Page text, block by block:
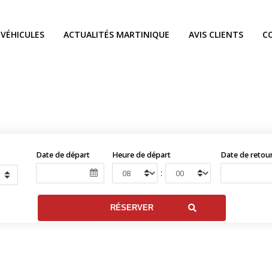
VÉHICULES ACTUALITÉS MARTINIQUE AVIS CLIENTS
Date de départ Heure de départ
:
Date de